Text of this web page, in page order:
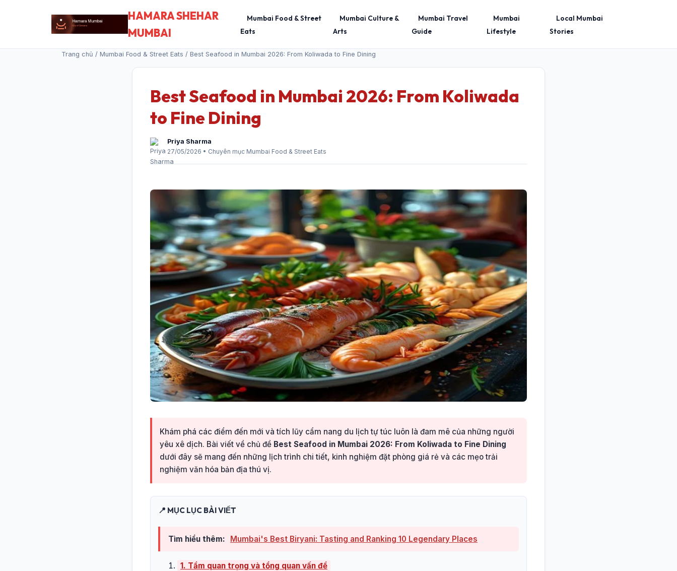
HAMARA SHEHAR
MUMBAI
Mumbai Food & Street
Eats
Mumbai Culture &
Arts
Mumbai Travel
Guide
Mumbai
Lifestyle
Local Mumbai
Stories
Trang chủ / Mumbai Food & Street Eats / Best Seafood in Mumbai 2026: From Koliwada to Fine Dining
Best Seafood in Mumbai 2026: From Koliwada
to Fine Dining
Priya Sharma
27/05/2026 • Chuyên mục Mumbai Food & Street Eats
Khám phá các điểm đến mới và tích lũy cẩm nang du lịch tự túc luôn là đam mê của những người
yêu xê dịch. Bài viết về chủ đề Best Seafood in Mumbai 2026: From Koliwada to Fine Dining
dưới đây sẽ mang đến những lịch trình chi tiết, kinh nghiệm đặt phòng giá rẻ và các mẹo trải
nghiệm văn hóa bản địa thú vị.
📍 MỤC LỤC BÀI VIẾT
Tìm hiểu thêm: Mumbai's Best Biryani: Tasting and Ranking 10 Legendary Places
1. Tầm quan trọng và tổng quan vấn đề